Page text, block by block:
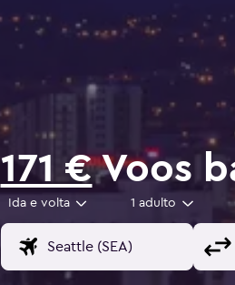
171 €Voos
Ida e volta 1 adulto